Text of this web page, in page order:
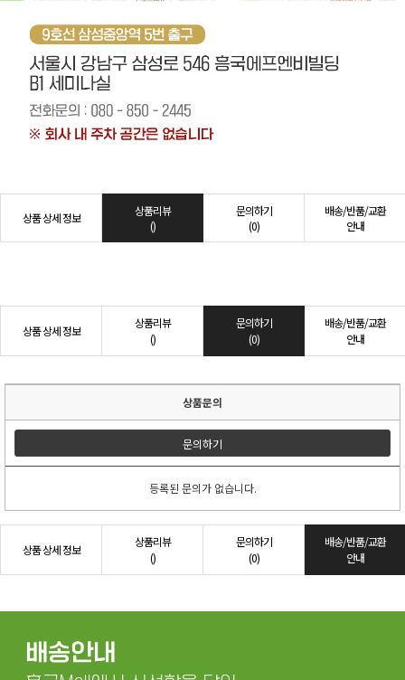
상품 상세 정보
상품리뷰
()
문의하기
(0)
배송/반품/교환
안내
상품 상세 정보
상품리뷰
()
문의하기
(0)
배송/반품/교환
안내
상품문의
문의하기
등록된 문의가 없습니다.
상품 상세 정보
상품리뷰
()
문의하기
(0)
배송/반품/교환
안내